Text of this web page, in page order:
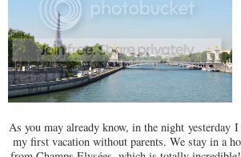
As you may already know, in the night yesterday I
my first vacation without parents. We stay in a